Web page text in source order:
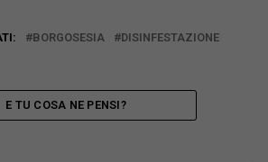
BORGOSESIA
DISINFESTAZIONE
E TU COSA NE PENSI?